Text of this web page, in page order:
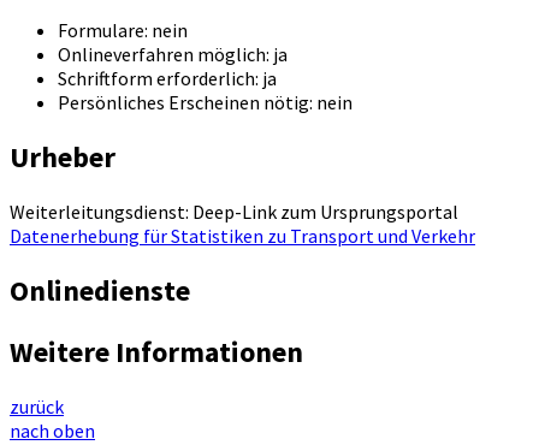
Formulare: nein
Onlineverfahren möglich: ja
Schriftform erforderlich: ja
Persönliches Erscheinen nötig: nein
Urheber
Weiterleitungsdienst: Deep-Link zum Ursprungsportal
Datenerhebung für Statistiken zu Transport und Verkehr
Onlinedienste
Weitere Informationen
zurück
nach oben